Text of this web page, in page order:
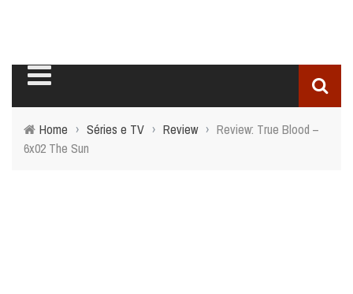
Home › Séries e TV › Review › Review: True Blood –
6x02 The Sun